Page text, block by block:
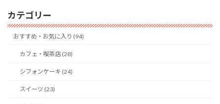
カテゴリー
おすすめ・お気に入り (94)
カフェ・喫茶店 (28)
シフォンケーキ (24)
スイーツ (23)